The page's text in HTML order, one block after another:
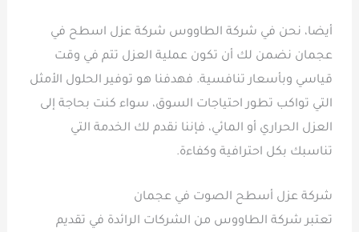
أيضا، نحن في شركة الطاووس شركة عزل اسطح في
عجمان نضمن لك أن تكون عملية العزل تتم في وقت
قياسي وبأسعار تنافسية. فهدفنا هو توفير الحلول الأمثل
التي تواكب تطور احتياجات السوق، سواء كنت بحاجة إلى
العزل الحراري أو المائي، فإننا نقدم لك الخدمة التي
تناسبك بكل احترافية وكفاءة.
شركة عزل أسطح الصوت في عجمان
تعتبر شركة الطاووس من الشركات الرائدة في تقديم